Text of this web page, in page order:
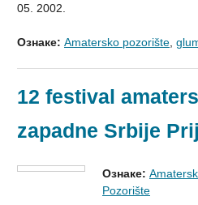
05. 2002.
Ознаке: Amatersko pozorište
12 festival
zapadne Srbije
Ознаке:
Pozorište